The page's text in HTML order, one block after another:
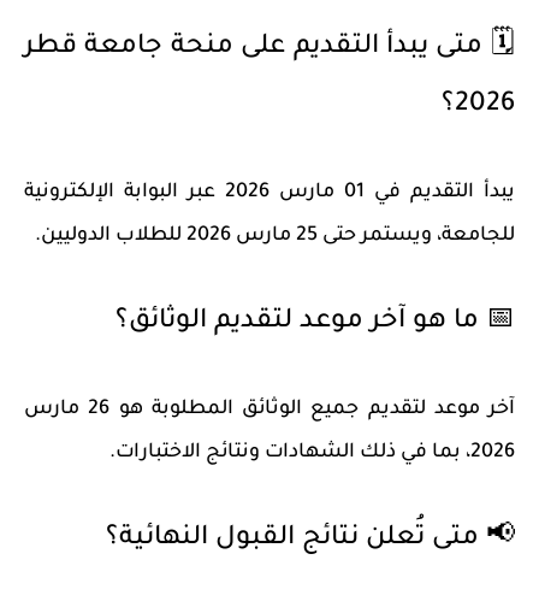
🗓️ متى يبدأ التقديم على منحة جامعة قطر
2026؟
يبدأ التقديم في 01 مارس 2026
عبر البوابة الإلكترونية
للجامعة، ويستمر حتى 25 مارس 2026 للطلاب الدوليين.
📅 ما هو آخر موعد لتقديم الوثائق؟
آخر موعد لتقديم جميع الوثائق المطلوبة هو
26 مارس
2026، بما في ذلك الشهادات ونتائج الاختبارات.
📢 متى تُعلن نتائج القبول النهائية؟